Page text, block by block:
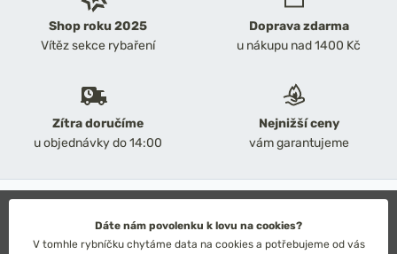
Shop roku 2025
Vítěz sekce rybaření
Doprava zdarma
u nákupu nad 1400 Kč
Zítra doručíme
u objednávky do 14:00
Nejnižší ceny
vám garantujeme
Obchodní podmínky
Ochrana osobních údajů
Dáte nám povolenku k lovu na cookies?
V tomhle rybníčku chytáme data na cookies a potřebujeme od vás